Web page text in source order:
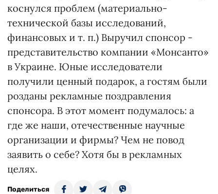
коснулся проблем (материально-
технической базы исследований,
финансовых и т. п.) Выручил спонсор -
представительство компании «Монсанто»
в Украине. Юные исследователи
получили ценный подарок, а гостям были
розданы рекламные поздравления
спонсора. В этот момент подумалось: а
где же наши, отечественные научные
организации и фирмы? Чем не повод
заявить о себе? Хотя бы в рекламных
целях.
Поделиться